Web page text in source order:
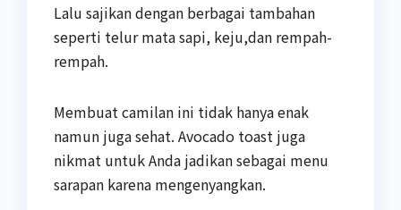
Lalu sajikan dengan berbagai tambahan
seperti telur mata sapi, keju,dan rempah-
rempah.
Membuat camilan ini tidak hanya enak
namun juga sehat. Avocado toast juga
nikmat untuk Anda jadikan sebagai menu
sarapan karena mengenyangkan.